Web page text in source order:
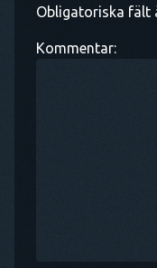
Obligatoriska fält
Kommentar: